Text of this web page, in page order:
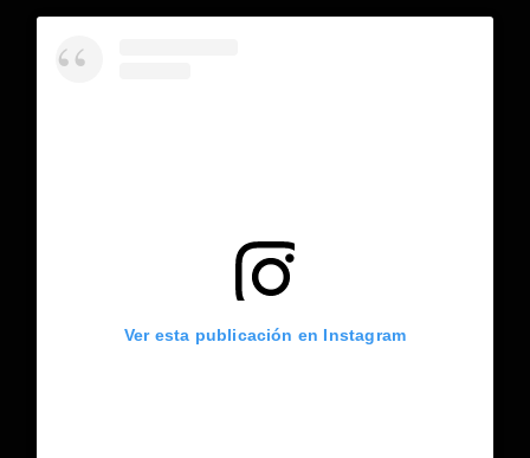
Ver esta publicación en Instagram